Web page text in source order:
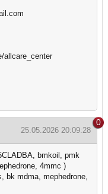
allcare_center
0
25.05.2026 20:09:28
bmkoil, pmk
4mmc )
bk mdma, mephedrone,